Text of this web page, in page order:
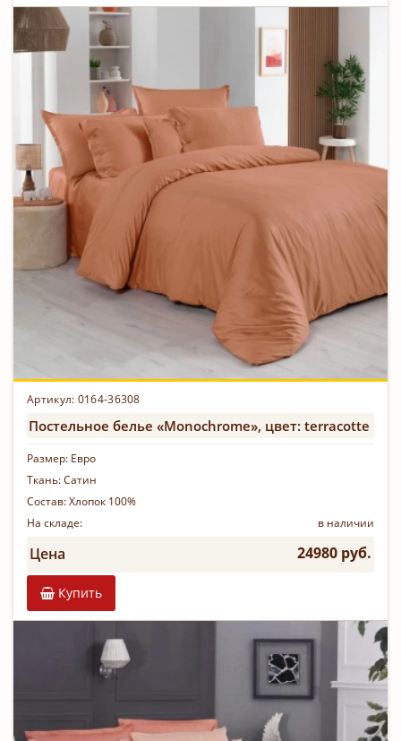
Артикул: 0164-36308
Постельное белье «Monochrome», цвет: terracotte
Размер: Евро
Ткань:Сатин
Состав:Хлопок 100%
На складе:
в наличии
Цена 24980 руб.
Купить